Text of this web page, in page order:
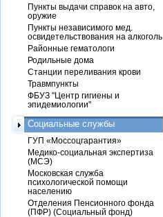
Пункты выдачи справок на авто,
оружие
Пункты независимого мед.
освидетельствования на алкоголь
Районные гематологи
Родильные дома
Станции переливания крови
Травмпункты
ФБУЗ "Центр гигиены и
эпидемиологии"
Социальные службы
ГУП «Моссоцгарантия»
Медико-социальная экспертиза
(МСЭ)
Московская служба
психологической помощи
населению
Отделения Пенсионного фонда
(ПФР) (Социальный фонд)